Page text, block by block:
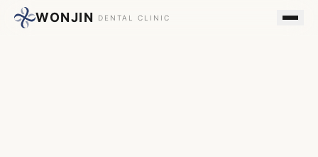
WONJIN DENTAL CLINIC